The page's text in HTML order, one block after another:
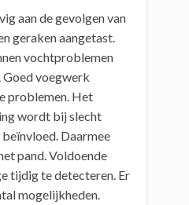
aan de gevolgen van
geraken aangetast.
vochtproblemen
Goed voegwerk
problemen. Het
wordt bij slecht
Daarmee
pand. Voldoende
tijdig te detecteren. Er
mogelijkheden.